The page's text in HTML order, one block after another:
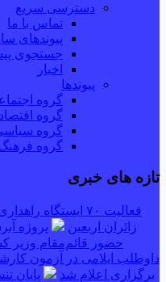
دسترسی سریع
تماس با ما
پیوندهای
جستجوی
اخبار
پیوندها
گروه
گروه اقتصاد
گروه
گروه
تازه های خبری
فعالیت ۷۰
زائران اربعین
پروژه
حضور قائم‌مقام وزیر
برگزاری اعلام شد